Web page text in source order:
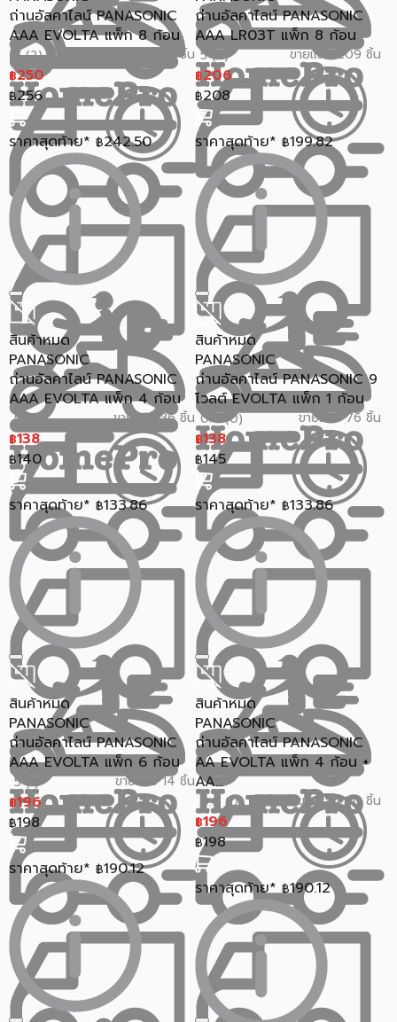
ถ่านอัลคาไลน์ PANASONIC
AAA EVOLTA แพ็ก 8 ก้อน
5 (2) ขายแล้ว 214 ชิ้น
฿250
฿256
ราคาสุดท้าย* ฿242.50
ถ่านอัลคาไลน์ PANASONIC
AAA LR03T แพ็ก 8 ก้อน
5 (7) ขายแล้ว 209 ชิ้น
฿206
฿208
ราคาสุดท้าย* ฿199.82
สินค้าหมด
PANASONIC
ถ่านอัลคาไลน์ PANASONIC
AAA EVOLTA แพ็ก 4 ก้อน
5 (1) ขายแล้ว 36 ชิ้น
฿138
฿140
ราคาสุดท้าย* ฿133.86
สินค้าหมด
PANASONIC
ถ่านอัลคาไลน์ PANASONIC 9
โวลต์ EVOLTA แพ็ก 1 ก้อน
0.0 (0) ขายแล้ว 76 ชิ้น
฿138
฿145
ราคาสุดท้าย* ฿133.86
สินค้าหมด
PANASONIC
ถ่านอัลคาไลน์ PANASONIC
AAA EVOLTA แพ็ก 6 ก้อน
5 (1) ขายแล้ว 14 ชิ้น
฿196
฿198
ราคาสุดท้าย* ฿190.12
สินค้าหมด
PANASONIC
ถ่านอัลคาไลน์ PANASONIC
AA EVOLTA แพ็ก 4 ก้อน +
AA...
0.0 (0) ขายแล้ว 20 ชิ้น
฿196
฿198
ราคาสุดท้าย* ฿190.12